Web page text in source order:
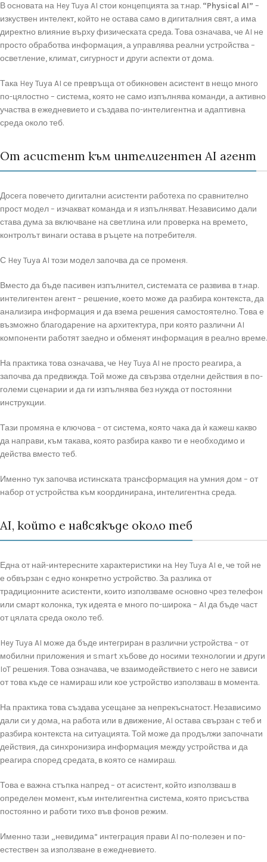
В основата на Hey Tuya AI стои концепцията за т.нар. “Physical AI” –
изкуствен интелект, който не остава само в дигиталния свят, а има
директно влияние върху физическата среда. Това означава, че AI не
просто обработва информация, а управлява реални устройства –
осветление, климат, сигурност и други аспекти от дома.
Така Hey Tuya AI се превръща от обикновен асистент в нещо много
по-цялостно – система, която не само изпълнява команди, а активно
участва в ежедневието и създава по-интелигентна и адаптивна
среда около теб.
От асистент към интелигентен AI агент
Досега повечето дигитални асистенти работеха по сравнително
прост модел – изчакват команда и я изпълняват. Независимо дали
става дума за включване на светлина или проверка на времето,
контролът винаги остава в ръцете на потребителя.
С Hey Tuya AI този модел започва да се променя.
Вместо да бъде пасивен изпълнител, системата се развива в т.нар.
интелигентен агент – решение, което може да разбира контекста, да
анализира информация и да взема решения самостоятелно. Това е
възможно благодарение на архитектура, при която различни AI
компоненти работят заедно и обменят информация в реално време.
На практика това означава, че Hey Tuya AI не просто реагира, а
започва да предвижда. Той може да свързва отделни действия в по-
големи сценарии и да ги изпълнява без нужда от постоянни
инструкции.
Тази промяна е ключова – от система, която чака да ѝ кажеш какво
да направи, към такава, която разбира какво ти е необходимо и
действа вместо теб.
Именно тук започва истинската трансформация на умния дом – от
набор от устройства към координирана, интелигентна среда.
AI, който е навсякъде около теб
Една от най-интересните характеристики на Hey Tuya AI е, че той не
е обвързан с едно конкретно устройство. За разлика от
традиционните асистенти, които използваме основно чрез телефон
или смарт колонка, тук идеята е много по-широка – AI да бъде част
от цялата среда около теб.
Hey Tuya AI може да бъде интегриран в различни устройства – от
мобилни приложения и smart хъбове до носими технологии и други
IoT решения. Това означава, че взаимодействието с него не зависи
от това къде се намираш или кое устройство използваш в момента.
На практика това създава усещане за непрекъснатост. Независимо
дали си у дома, на работа или в движение, AI остава свързан с теб и
разбира контекста на ситуацията. Той може да продължи започнати
действия, да синхронизира информация между устройства и да
реагира според средата, в която се намираш.
Това е важна стъпка напред – от асистент, който използваш в
определен момент, към интелигентна система, която присъства
постоянно и работи тихо във фонов режим.
Именно тази „невидима“ интеграция прави AI по-полезен и по-
естествен за използване в ежедневието.